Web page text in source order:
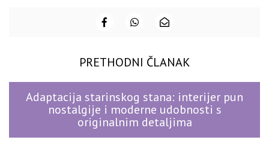
PRETHODNI ČLANAK
Adaptacija starinskog stana: interijer pun
nostalgije i moderne udobnosti s
originalnim detaljima